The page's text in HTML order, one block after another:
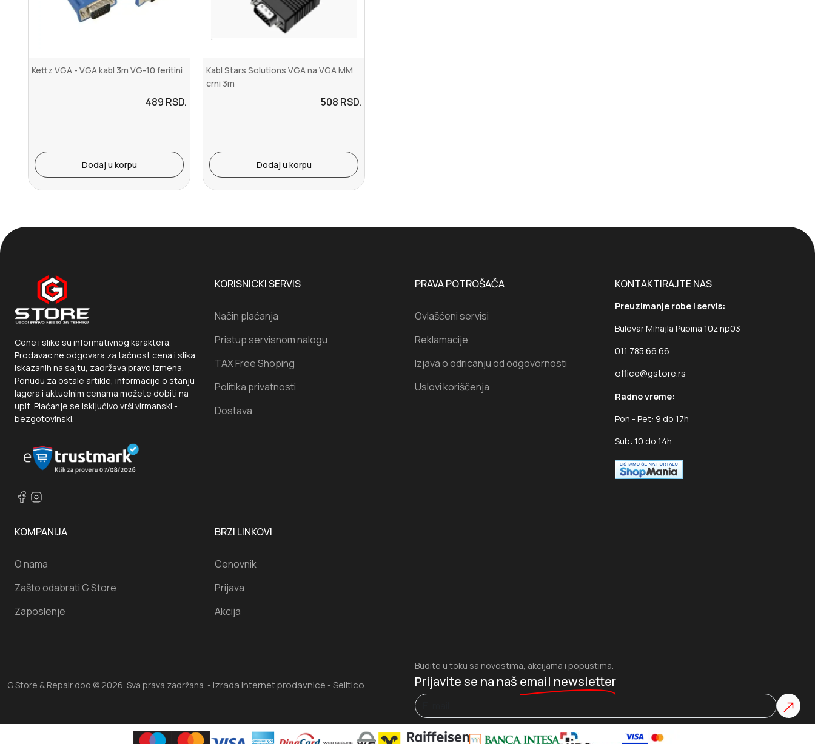
Kettz VGA - VGA kabl 3m VG-10 feritini
489 RSD.
Dodaj u korpu
Kabl Stars Solutions VGA na VGA MM
crni 3m
508 RSD.
Dodaj u korpu
Cene i slike su informativnog karaktera.
Prodavac ne odgovara za tačnost cena i slika
iskazanih na sajtu, zadržava pravo izmena.
Ponudu za ostale artikle, informacije o stanju
lagera i aktuelnim cenama možete dobiti na
upit. Plaćanje se isključivo vrši virmanski -
bezgotovinski.
KORISNICKI SERVIS
Način plaćanja
Pristup servisnom nalogu
TAX Free Shoping
Politika privatnosti
Dostava
PRAVA POTROŠAČA
Ovlašćeni servisi
Reklamacije
Izjava o odricanju od odgovornosti
Uslovi koriščenja
KONTAKTIRAJTE NAS
Preuzimanje robe i servis:
Bulevar Mihajla Pupina 10z np03
011 785 66 66
office@gstore.rs
Radno vreme:
Pon - Pet: 9 do 17h
Sub: 10 do 14h
KOMPANIJA
O nama
Zašto odabrati G Store
Zaposlenje
BRZI LINKOVI
Cenovnik
Prijava
Akcija
G Store & Repair doo © 2026. Sva prava zadržana. - Izrada internet prodavnice - Selltico.
Budite u toku sa novostima, akcijama i popustima.
Prijavite se na naš email newsletter